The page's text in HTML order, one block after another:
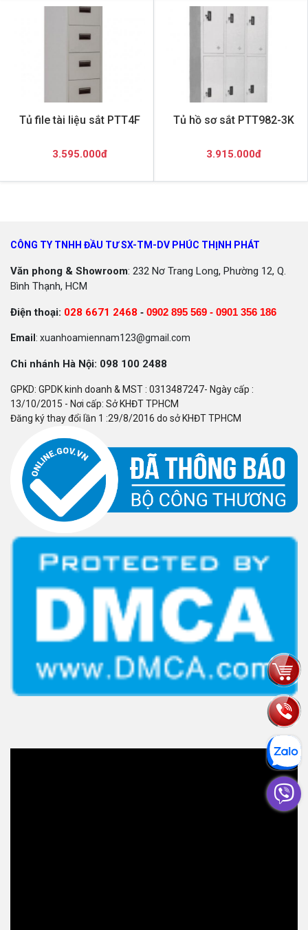
Tủ file tài liệu sắt PTT4F
3.595.000đ
Tủ hồ sơ sắt PTT982-3K
3.915.000đ
CÔNG TY TNHH ĐẦU TƯ SX-TM-DV PHÚC THỊNH PHÁT
Văn phong & Showroom: 232 Nơ Trang Long, Phường 12, Q.
Bình Thạnh, HCM
Điện thoại: 028 6671 2468 - 0902 895 569 - 0901 356 186
Email : xuanhoamiennam123@gmail.com
Chi nhánh Hà Nội: 098 100 2488
GPKD: GPDK kinh doanh & MST : 0313487247- Ngày cấp :
13/10/2015 - Nơi cấp: Sở KHĐT TPHCM
Đăng ký thay đổi lần 1 :29/8/2016 do sở KHĐT TPHCM